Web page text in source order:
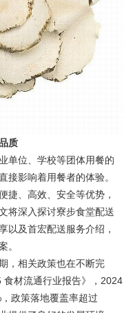
质
单位、学校等团体用餐的
接影响着用餐者的体验。
捷、高效、安全等优势，
将深入探讨寮步食堂配送
以及首宏配送服务介绍，
。
，相关政策也在不断完
材流通行业报告》，2024
政策落地覆盖率超过